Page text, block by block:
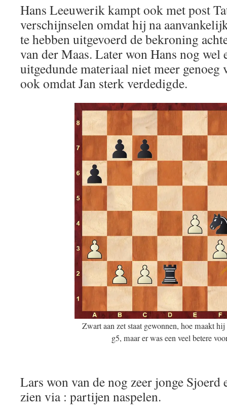
Hans Leeuwerik kampt ook met post
verschijnselen omdat hij na
te hebben uitgevoerd de bekroning
van der Maas. Later won Hans nog wel
uitgedunde materiaal niet meer genoeg
ook omdat Jan sterk verdedigde.
Zwart aan zet staat gewonnen, hoe maakt
g5, maar er was een veel betere
Lars won van de nog zeer jonge Sjoerd
zien via : partijen naspelen.